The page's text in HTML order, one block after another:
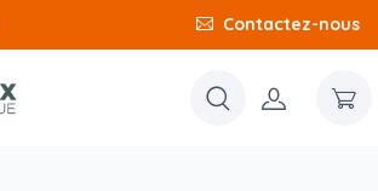
Contactez-nous